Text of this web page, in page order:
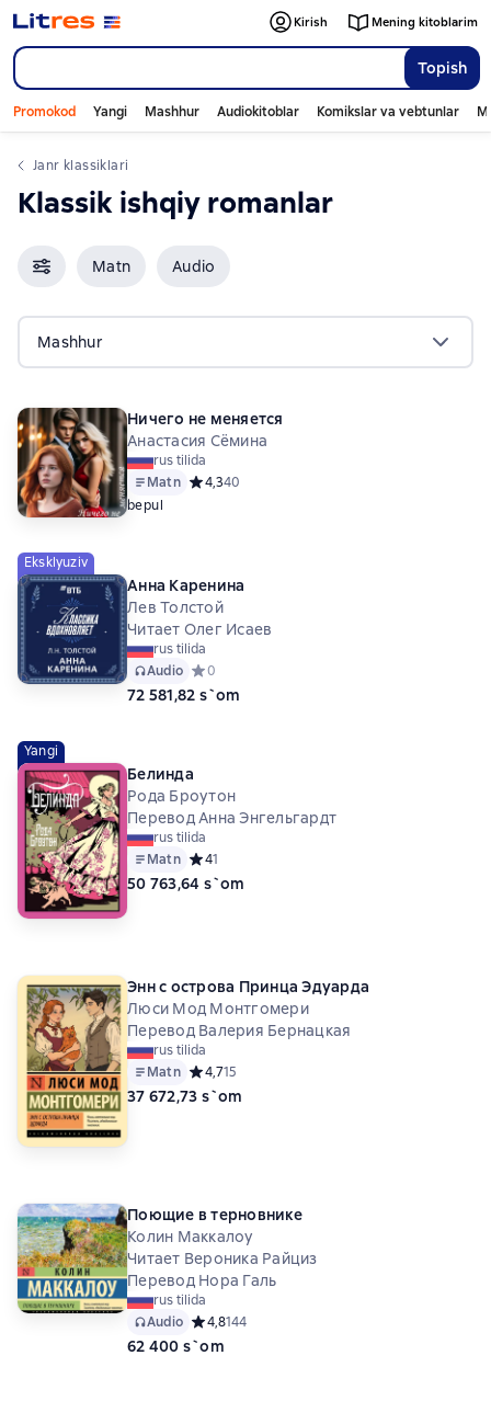
Topish
Kirish Mening kitoblarim
Promokod Yangi Mashhur Audiokitoblar Komikslar va vebtunlar
janr klassiklari
klassik ishqiy romanlar
Matn Audio
Mashhur
Ничего не меняется
Анастасия Сёмина
rus tilida
Matn Средний рейтинг 4,3 на основе 40 оценок
4,340
bepul
Eksklyuziv
Анна Каренина
Лев Толстой
Читает Олег Исаев
rus tilida
Audio Средний рейтинг 0 на основе 0 оценок
0
72 581,82 s`om
Yangi
Белинда
Рода Броутон
Перевод Анна Энгельгардт
rus tilida
Matn Средний рейтинг 4 на основе 1 оценок
41
50 763,64 s`om
Энн с острова Принца Эдуарда
Люси Мод Монтгомери
Перевод Валерия Бернацкая
rus tilida
Matn Средний рейтинг 4,7 на основе 15 оценок
4,715
37 672,73 s`om
Поющие в терновнике
Колин Маккалоу
Читает Вероника Райциз
Перевод Нора Галь
rus tilida
Audio Средний рейтинг 4,8 на основе 144 оценок
4,8144
62 400 s`om